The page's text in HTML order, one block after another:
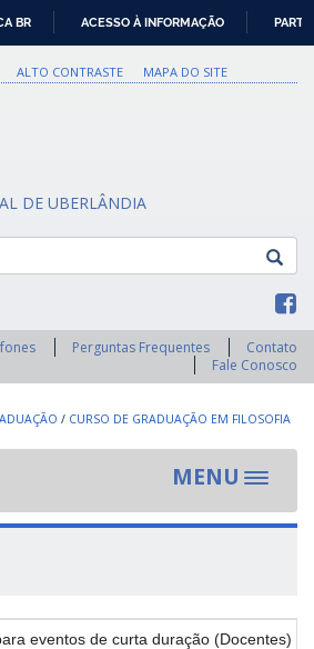
PARA
O
BR ACESSO À INFORMAÇÃO
ALTO CONTRASTE MAPA DO SITE
DE UBERLÂNDIA
Perguntas Frequentes
Contato
Fale Conosco
/ CURSO DE GRADUAÇÃO EM FILOSOFIA
MENU
Toggle
eventos de curta duração (Docentes)